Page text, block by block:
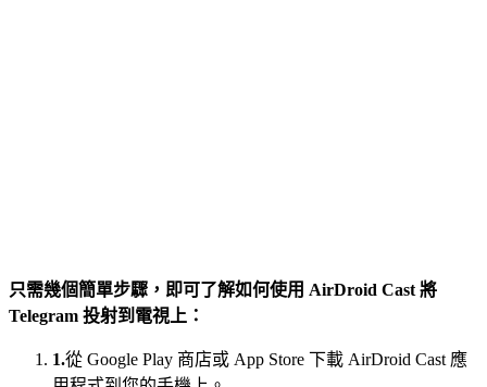
只需幾個簡單步驟，即可了解如何使用 AirDroid Cast 將
Telegram 投射到電視上：
1.從 Google Play 商店或 App Store 下載 AirDroid Cast 應